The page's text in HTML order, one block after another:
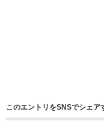
このエントリをSNSでシェア